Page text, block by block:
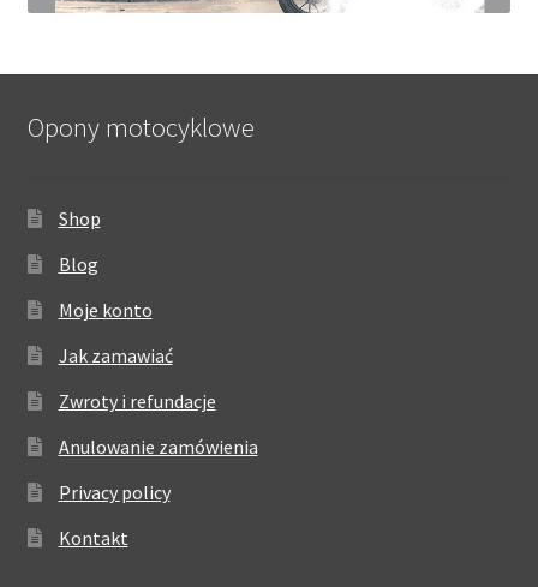
Opony motocyklowe
Shop
Blog
Moje konto
Jak zamawiać
Zwroty i refundacje
Anulowanie zamówienia
Privacy policy
Kontakt